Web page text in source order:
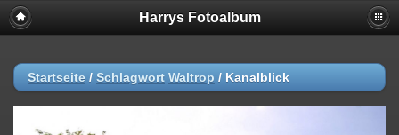
Harrys Fotoalbum
Startseite / Schlagwort Waltrop / Kanalblick